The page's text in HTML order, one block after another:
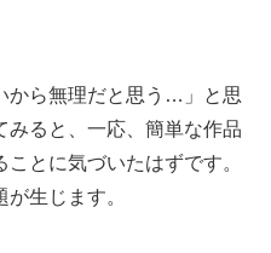
から無理だと思う…」と思
みると、一応、簡単な作品
とに気づいたはずです。
生じます。